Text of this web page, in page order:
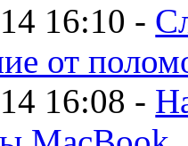
16:10 -
от
16:08 -